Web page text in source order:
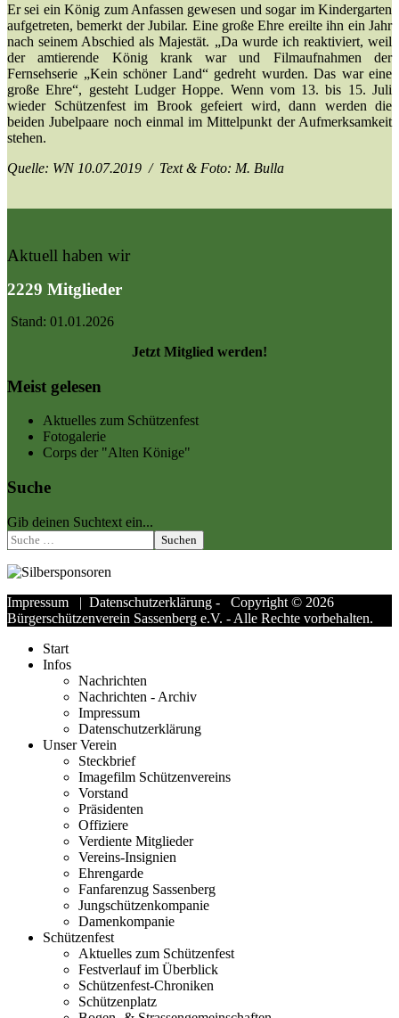
Er sei ein König zum Anfassen gewesen und sogar im Kindergarten
aufgetreten, bemerkt der Jubilar. Eine große Ehre ereilte ihn ein Jahr
nach seinem Abschied als Majestät. „Da wurde ich reaktiviert, weil
der amtierende König krank war und Filmaufnahmen der
Fernsehserie „Kein schöner Land“ gedreht wurden. Das war eine
große Ehre“, gesteht Ludger Hoppe. Wenn vom 13. bis 15. Juli
wieder Schützenfest im Brook gefeiert wird, dann werden die
beiden Jubelpaare noch einmal im Mittelpunkt der Aufmerksamkeit
stehen.
Quelle: WN 10.07.2019 / Text & Foto: M. Bulla
Aktuell haben wir
2229 Mitglieder
Stand: 01.01.2026
Jetzt Mitglied werden!
Meist gelesen
Aktuelles zum Schützenfest
Fotogalerie
Corps der "Alten Könige"
Suche
Gib deinen Suchtext ein...
Suchen
Impressum | Datenschutzerklärung - Copyright © 2026
Bürgerschützenverein Sassenberg e.V. - Alle Rechte vorbehalten.
Start
Infos
Nachrichten
Nachrichten - Archiv
Impressum
Datenschutzerklärung
Unser Verein
Steckbrief
Imagefilm Schützenvereins
Vorstand
Präsidenten
Offiziere
Verdiente Mitglieder
Vereins-Insignien
Ehrengarde
Fanfarenzug Sassenberg
Jungschützenkompanie
Damenkompanie
Schützenfest
Aktuelles zum Schützenfest
Festverlauf im Überblick
Schützenfest-Chroniken
Schützenplatz